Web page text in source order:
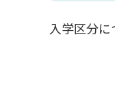
入学区分に